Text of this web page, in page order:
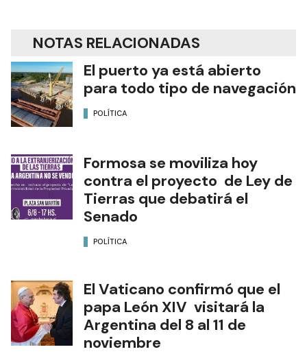
NOTAS RELACIONADAS
El puerto ya está abierto
para todo tipo de navegación
POLÍTICA
Formosa se moviliza hoy
contra el proyecto de Ley de
Tierras que debatirá el
Senado
POLÍTICA
El Vaticano confirmó que el
papa León XIV visitará la
Argentina del 8 al 11 de
noviembre